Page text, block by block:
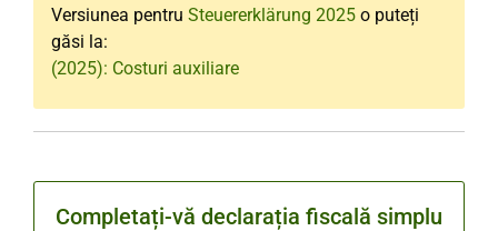
Versiunea pentru Steuererklärung 2025 o puteți
găsi la:
(2025): Costuri auxiliare
Completați-vă declarația fiscală simplu